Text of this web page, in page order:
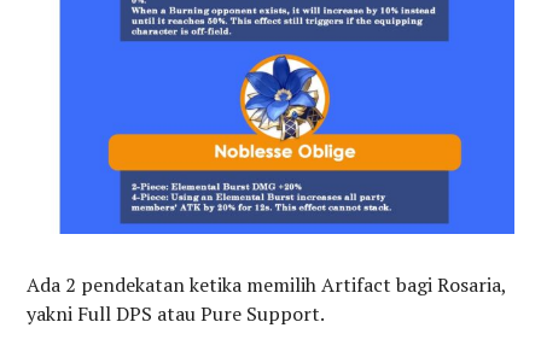
Ada 2 pendekatan ketika memilih Artifact bagi Rosaria,
yakni Full DPS atau Pure Support.